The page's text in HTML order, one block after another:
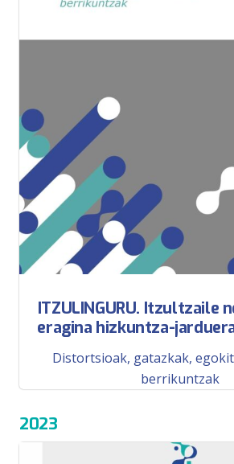
ITZULINGURU. Itzultzaile
eragina hizkuntza-
Distortsioak, gatazkak,
berrikuntzak
2023